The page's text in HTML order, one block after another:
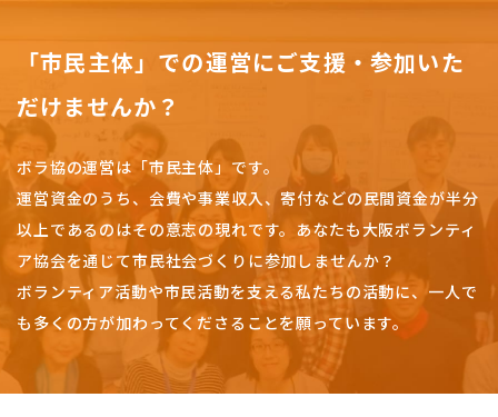
「市民主体」での運営にご支援・参加いた
だけませんか？
ボラ協の運営は「市民主体」です。
運営資金のうち、会費や事業収入、寄付などの民間資金が半分
以上であるのはその意志の現れです。 あなたも大阪ボランティ
ア協会を通じて市民社会づくりに参加しませんか？
ボランティア活動や市民活動を支える私たちの活動に、一人で
も多くの方が加わってくださることを願っています。